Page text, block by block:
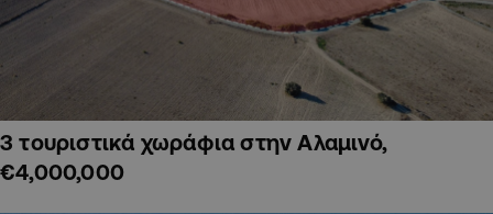
3 τουριστικά χωράφια στην Αλαμινό,
€4,000,000